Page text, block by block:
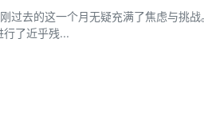
过去的这一个月无疑充满了焦虑与挑
行了近乎残...